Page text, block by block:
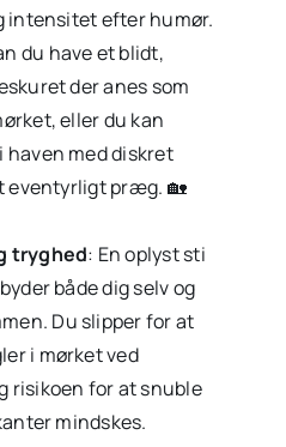
intensitet efter humør.
du have et blidt,
der anes som
eller du kan
med diskret
eventyrligt præg. 🏡
tryghed: En oplyst sti
både dig selv og
Du slipper for at
i mørket ved
risikoen for at snuble
mindskes.